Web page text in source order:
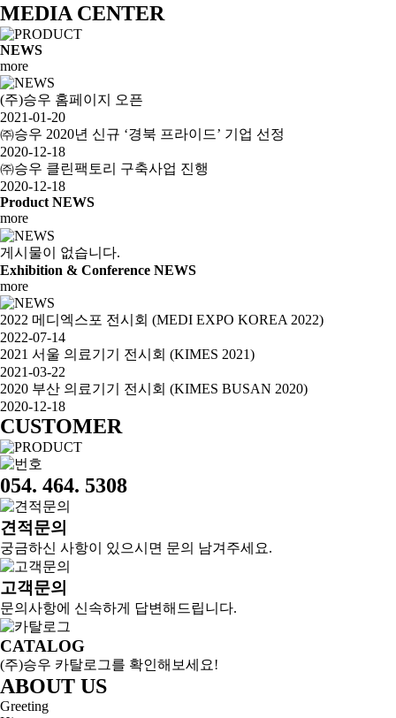
MEDIA CENTER
NEWS
more
(주)승우 홈페이지 오픈
2021-01-20
㈜승우 2020년 신규 ‘경북 프라이드’ 기업 선정
2020-12-18
㈜승우 클린팩토리 구축사업 진행
2020-12-18
Product NEWS
more
게시물이 없습니다.
Exhibition & Conference NEWS
more
2022 메디엑스포 전시회 (MEDI EXPO KOREA 2022)
2022-07-14
2021 서울 의료기기 전시회 (KIMES 2021)
2021-03-22
2020 부산 의료기기 전시회 (KIMES BUSAN 2020)
2020-12-18
CUSTOMER
054. 464. 5308
견적문의
궁금하신 사항이 있으시면 문의 남겨주세요.
고객문의
문의사항에 신속하게 답변해드립니다.
CATALOG
(주)승우 카탈로그를 확인해보세요!
ABOUT US
Greeting